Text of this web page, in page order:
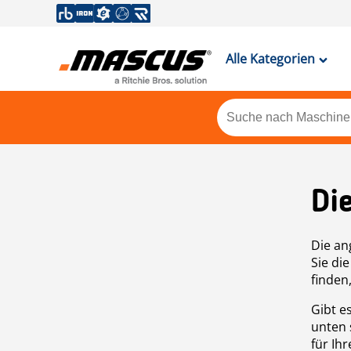
Alle Kategorien
Die
Sie
Gibt
unten
für